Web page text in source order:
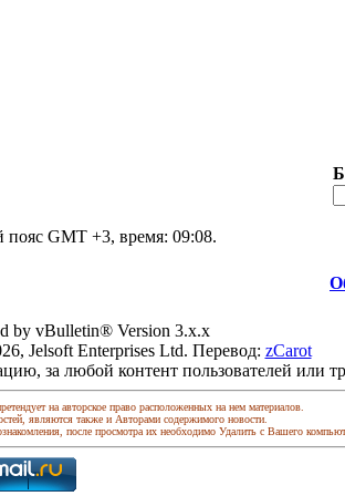
пояс GMT +3, время: 09:08.
by vBulletin® Version 3.x.x
Jelsoft Enterprises Ltd. Перевод: zCarot
за любой контент пользователей или
на авторское право расположенных на нем материалов.
являются также и Авторами содержимого новости.
после просмотра их необходимо Удалить с Вашего